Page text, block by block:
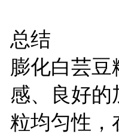
总结
膨化白芸
感、良好的
粒均匀性，